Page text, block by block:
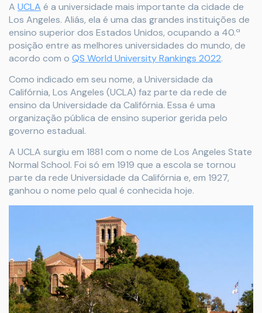
A UCLA é a universidade mais importante da cidade de
Los Angeles. Aliás, ela é uma das grandes instituições de
ensino superior dos Estados Unidos, ocupando a 40.ª
posição entre as melhores universidades do mundo, de
acordo com o QS World University Rankings 2022.
Como indicado em seu nome, a Universidade da
Califórnia, Los Angeles (UCLA) faz parte da rede de
ensino da Universidade da Califórnia. Essa é uma
organização pública de ensino superior gerida pelo
governo estadual.
A UCLA surgiu em 1881 com o nome de Los Angeles State
Normal School. Foi só em 1919 que a escola se tornou
parte da rede Universidade da Califórnia e, em 1927,
ganhou o nome pelo qual é conhecida hoje.